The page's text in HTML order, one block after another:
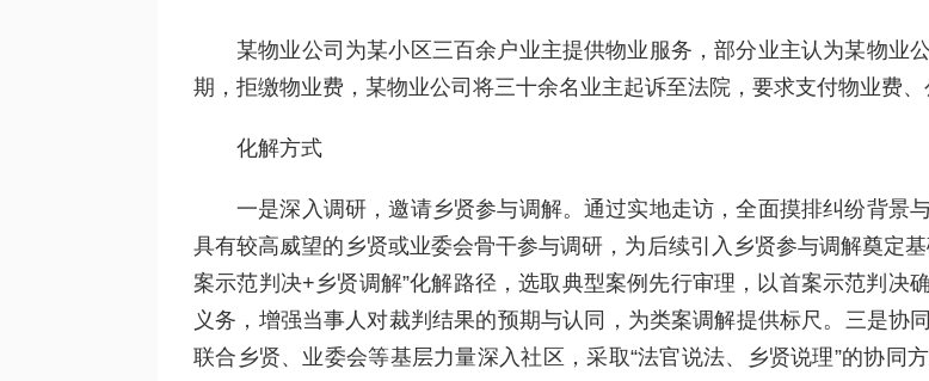
某物业公司为某小区三百余户业主提供物业服务，部分业主认为某物业
期，拒缴物业费，某物业公司将三十余名业主起诉至法院，要求支付物业费、
化解方式
一是深入调研，邀请乡贤参与调解。通过实地走访，全面摸排纠纷背景
具有较高威望的乡贤或业委会骨干参与调研，为后续引入乡贤参与调解奠定
案示范判决+乡贤调解”化解路径，选取典型案例先行审理，以首案示范判决
义务，增强当事人对裁判结果的预期与认同，为类案调解提供标尺。三是协
联合乡贤、业委会等基层力量深入社区，采取“法官说法、乡贤说理”的协同